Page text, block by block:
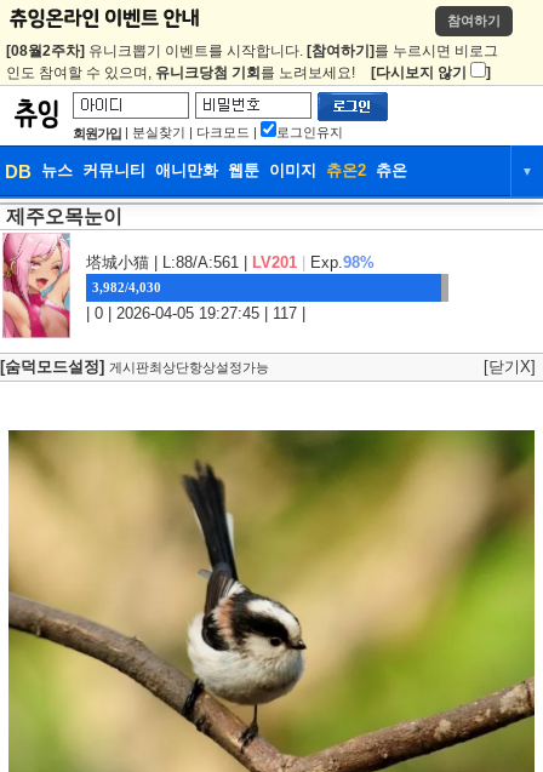
참여하기
[08월2주차] 유니크뽑기 이벤트를 시작합니다. [참여하기] 를 누르시면 비로그
인도 참여할 수 있으며, 유니크당첨 기회 를 노려보세요! [다시보지 않기 ]
회원가입 | 분실찾기 | 다크모드 | 로그인유지
DB 뉴스 커뮤니티 애니만화 웹툰 이미지 츄온2 츄온 ▼
DB
웹툰 이미지 츄온2
제주오목눈이
塔城小猫 | L:88/A:561 | LV201 Exp.98%
3,982/4,030
| 0 | 2026-04-05 19:27:45 | 117 |
[숨덕모드설정] 게시판최상단항상설정가능 [닫기X]